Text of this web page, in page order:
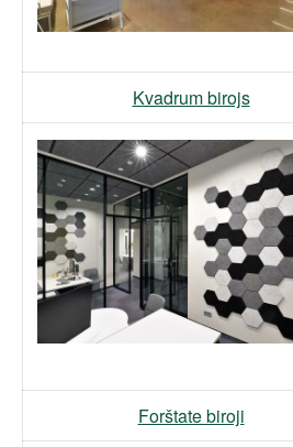
Kvadrum birojs
Forštate biroji